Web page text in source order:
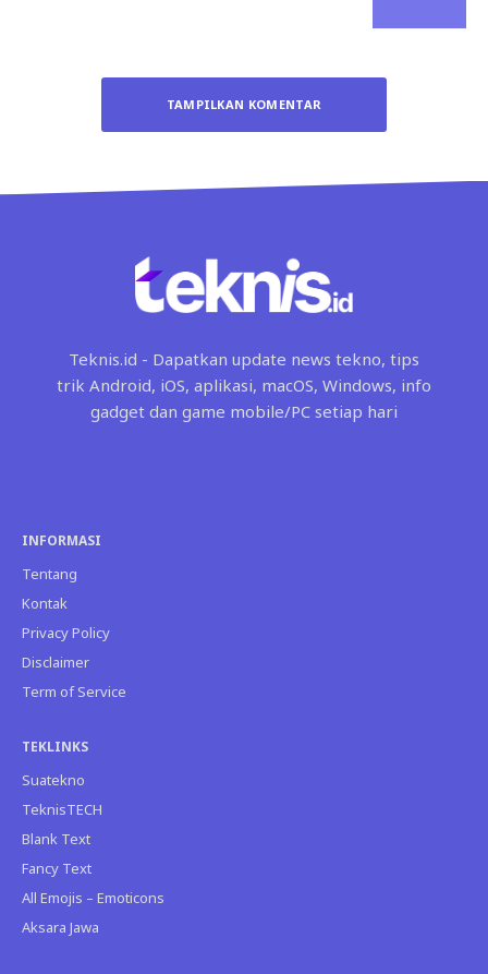
TAMPILKAN KOMENTAR
Teknis.id - Dapatkan update news tekno, tips
trik Android, iOS, aplikasi, macOS, Windows, info
gadget dan game mobile/PC setiap hari
INFORMASI
Tentang
Kontak
Privacy Policy
Disclaimer
Term of Service
TEKLINKS
Suatekno
TeknisTECH
Blank Text
Fancy Text
All Emojis – Emoticons
Aksara Jawa